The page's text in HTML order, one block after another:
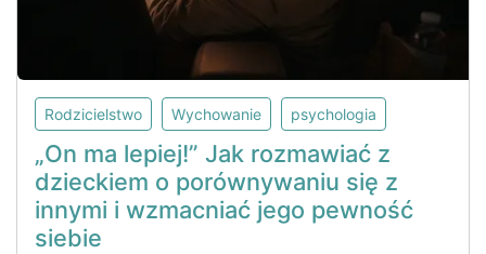
Rodzicielstwo Wychowanie psychologia
„On ma lepiej!” Jak rozmawiać z
dzieckiem o porównywaniu się z
innymi i wzmacniać jego pewność
siebie